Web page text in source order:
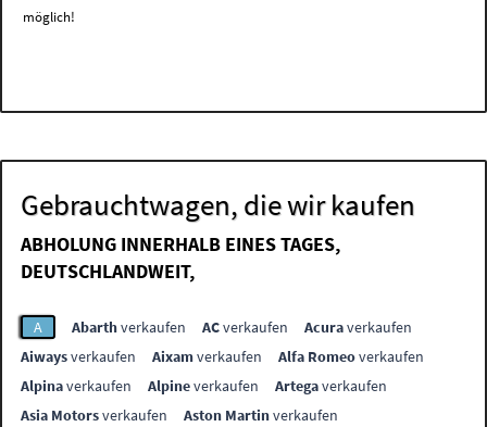
möglich!
Gebrauchtwagen, die wir kaufen
ABHOLUNG INNERHALB EINES TAGES,
DEUTSCHLANDWEIT,
A Abarthverkaufen ACverkaufen Acuraverkaufen
Aiwaysverkaufen Aixamverkaufen Alfa Romeoverkaufen
Alpinaverkaufen Alpineverkaufen Artegaverkaufen
Asia Motorsverkaufen Aston Martinverkaufen